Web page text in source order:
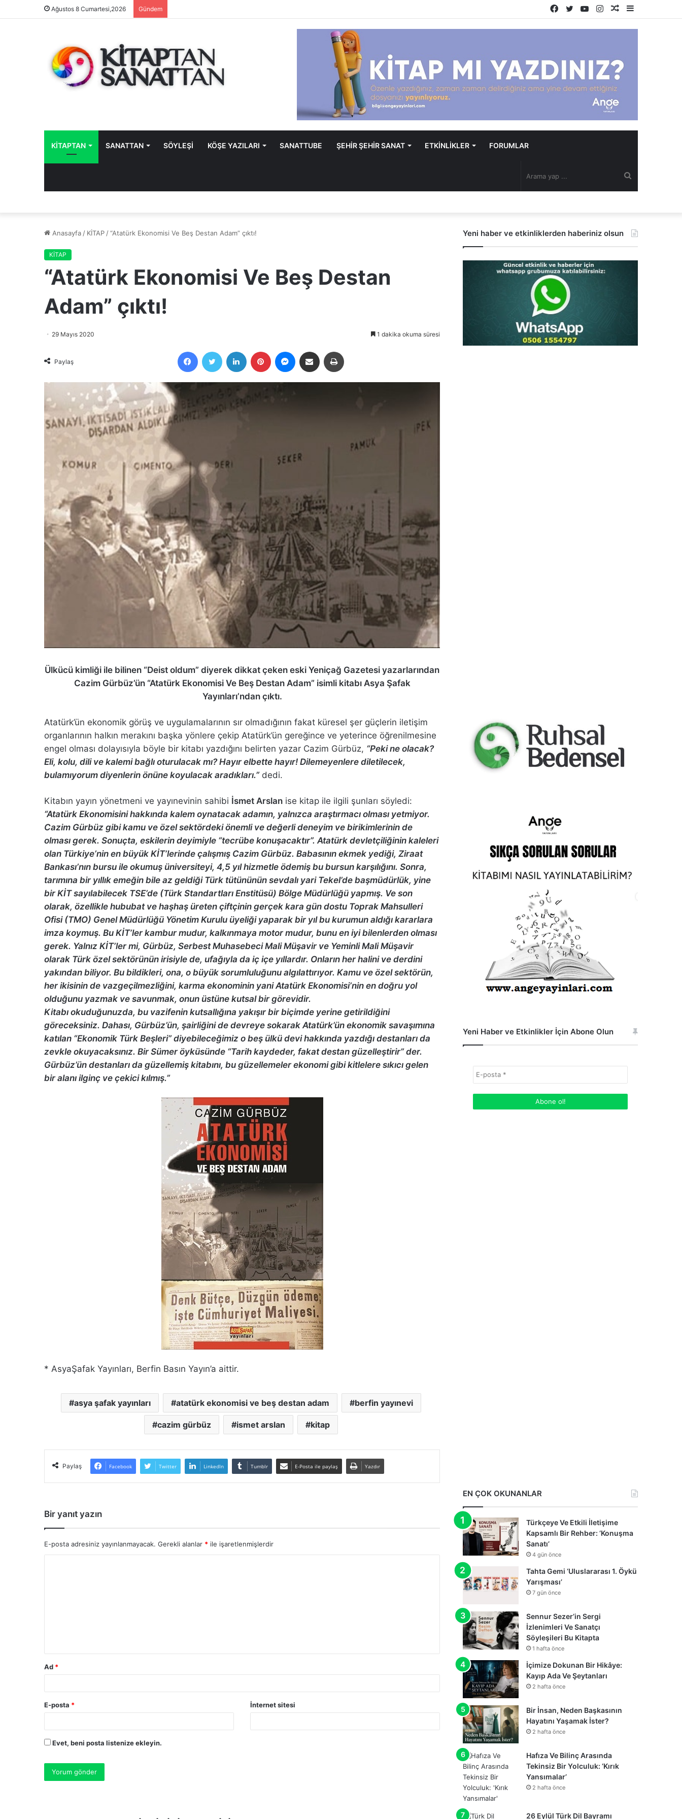
Ağustos 8 Cumartesi,2026 Gündem
Kenar
Rastgele
Instagram
YouTube
Twitter
Facebook
KİTAPTAN SANATTAN SÖYLEŞİ KÖŞE YAZILARI SANATTUBE ŞEHİR ŞEHİR SANAT ETKİNLİKLER FORUMLAR
...
Anasayfa / KİTAP /“Atatürk Ekonomisi Ve Beş Destan Adam” çıktı!
KİTAP
“Atatürk Ekonomisi Ve Beş Destan
Adam” çıktı!
29 Mayıs 2020 1 dakika okuma süresi
Paylaş
FacebookTwitter LinkedIn Pinterest MessengerE-Posta ile paylaş
Ülkücü kimliği ile bilinen “Deist oldum” diyerek dikkat çeken eski Yeniçağ Gazetesi yazarlarından
Cazim Gürbüz’ün “Atatürk Ekonomisi Ve Beş Destan Adam” isimli kitabı Asya Şafak
Yayınları’ndan çıktı.
Atatürk’ün ekonomik görüş ve uygulamalarının sır olmadığının fakat küresel şer güçlerin iletişim
organlarının halkın merakını başka yönlere çekip Atatürk’ün gereğince ve yeterince öğrenilmesine
engel olması dolayısıyla böyle bir kitabı yazdığını belirten yazar Cazim Gürbüz, “Peki ne olacak?
Eli, kolu, dili ve kalemi bağlı oturulacak mı? Hayır elbette hayır! Dilemeyenlere diletilecek,
bulamıyorum diyenlerin önüne koyulacak aradıkları.” dedi.
Kitabın yayın yönetmeni ve yayınevinin sahibi İsmet Arslan ise kitap ile ilgili şunları söyledi:
“Atatürk Ekonomisini hakkında kalem oynatacak adamın, yalnızca araştırmacı olması yetmiyor.
Cazim Gürbüz gibi kamu ve özel sektördeki önemli ve değerli deneyim ve birikimlerinin de
olması gerek. Sonuçta, eskilerin deyimiyle “tecrübe konuşacaktır”. Atatürk devletçiliğinin kaleleri
olan Türkiye’nin en büyük KİT’lerinde çalışmış Cazim Gürbüz. Babasının ekmek yediği, Ziraat
Bankası’nın bursu ile okumuş üniversiteyi, 4,5 yıl hizmetle ödemiş bu bursun karşılığını. Sonra,
tarımına bir yıllık emeğin bile az geldiği Türk tütününün sevdalı yari Tekel’de başmüdürlük, yine
bir KİT sayılabilecek TSE’de (Türk Standartları Enstitüsü) Bölge Müdürlüğü yapmış. Ve son
olarak, özellikle hububat ve haşhaş üreten çiftçinin gerçek kara gün dostu Toprak Mahsulleri
Ofisi (TMO) Genel Müdürlüğü Yönetim Kurulu üyeliği yaparak bir yıl bu kurumun aldığı kararlara
imza koymuş. Bu KİT’ler kambur mudur, kalkınmaya motor mudur, bunu en iyi bilenlerden olması
gerek. Yalnız KİT’ler mi, Gürbüz, Serbest Muhasebeci Mali Müşavir ve Yeminli Mali Müşavir
olarak Türk özel sektörünün irisiyle de, ufağıyla da iç içe yıllardır. Onların her halini ve derdini
yakından biliyor. Bu bildikleri, ona, o büyük sorumluluğunu algılattırıyor. Kamu ve özel sektörün,
her ikisinin de vazgeçilmezliğini, karma ekonominin yani Atatürk Ekonomisi’nin en doğru yol
olduğunu yazmak ve savunmak, onun üstüne kutsal bir görevidir.
Kitabı okuduğunuzda, bu vazifenin kutsallığına yakışır bir biçimde yerine getirildiğini
göreceksiniz. Dahası, Gürbüz’ün, şairliğini de devreye sokarak Atatürk’ün ekonomik savaşımına
katılan “Ekonomik Türk Beşleri” diyebileceğimiz o beş ülkü devi hakkında yazdığı destanları da
zevkle okuyacaksınız. Bir Sümer öyküsünde “Tarih kaydeder, fakat destan güzelleştirir” der.
Gürbüz’ün destanları da güzellemiş kitabını, bu güzellemeler ekonomi gibi kitlelere sıkıcı gelen
bir alanı ilginç ve çekici kılmış.”
* AsyaŞafak Yayınları, Berfin Basın Yayın’a aittir.
asya şafak yayınları atatürk ekonomisi ve beş destan adam berfin yayınevi
cazim gürbüz ismet arslan kitap
Paylaş Facebook Twitter LinkedIn Tumblr E-Posta ile paylaş Yazdır
Bir yanıt yazın
E-posta adresiniz yayınlanmayacak. Gerekli alanlar * ile işaretlenmişlerdir
Ad *
E-posta * İnternet sitesi
Evet, beni posta listenize ekleyin.
Yeni haber ve etkinliklerden haberiniz olsun
Yeni Haber ve Etkinlikler İçin Abone Olun
EN ÇOK OKUNANLAR
Türkçeye Ve Etkili İletişime
Kapsamlı Bir Rehber: ‘Konuşma
Sanatı’
4 gün önce
Tahta Gemi ‘Uluslararası 1. Öykü
Yarışması’
7 gün önce
Sennur Sezer’in Sergi
İzlenimleri Ve Sanatçı
Söyleşileri Bu Kitapta
1 hafta önce
İçimize Dokunan Bir Hikâye:
Kayıp Ada Ve Şeytanları
2 hafta önce
Bir İnsan, Neden Başkasının
Hayatını Yaşamak İster?
2 hafta önce
Hafıza Ve Bilinç Arasında
Tekinsiz Bir Yolculuk: ‘Kırık
Yansımalar’
2 hafta önce
26 Eylül Türk Dil Bayramı